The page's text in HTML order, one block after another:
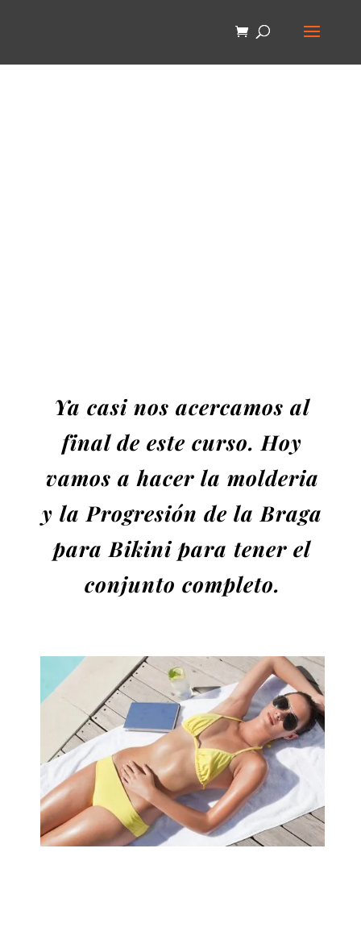
Ya casi nos acercamos al
final de este curso. Hoy
vamos a hacer la molderia
y la Progresión de la Braga
para Bikini para tener el
conjunto completo.